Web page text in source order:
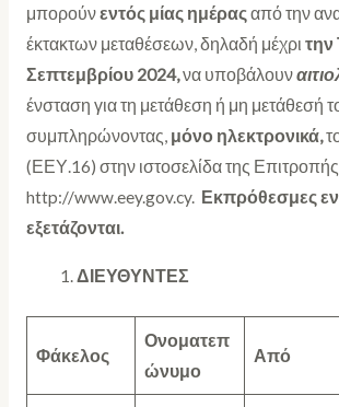
μπορούνεντός μίας ημέραςαπό την
έκτακτων μεταθέσεων, δηλαδή μέχρι την
Σεπτεμβρίου 2024,να υποβάλουν
ένσταση για τη μετάθεση ή μη μετάθεσή
συμπληρώνοντας, μόνο ηλεκτρονικά,
(ΕΕΥ.16) στην ιστοσελίδα της
http://www.eey.gov.cy. Εκπρόθεσμες
εξετάζονται.
ΔΙΕΥΘΥΝΤΕΣ
Φάκελος
Ονοματεπ
ώνυμο
Από